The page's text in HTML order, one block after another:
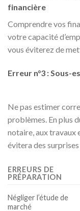
financière
Comprendre vos
votre capacité
vous éviterez de
Erreur n°3 : Sous-
Ne pas estimer
problèmes. En plus
notaire, aux travaux
évitera des
ERREURS DE
PRÉPARATION
Négliger l’étude de
marché